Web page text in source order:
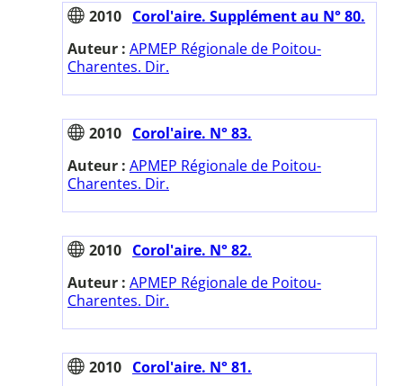
2010 Corol'aire. Supplément au N° 80.
Auteur : APMEP Régionale de Poitou-
Charentes. Dir.
2010 Corol'aire. N° 83.
Auteur : APMEP Régionale de Poitou-
Charentes. Dir.
2010 Corol'aire. N° 82.
Auteur : APMEP Régionale de Poitou-
Charentes. Dir.
2010 Corol'aire. N° 81.